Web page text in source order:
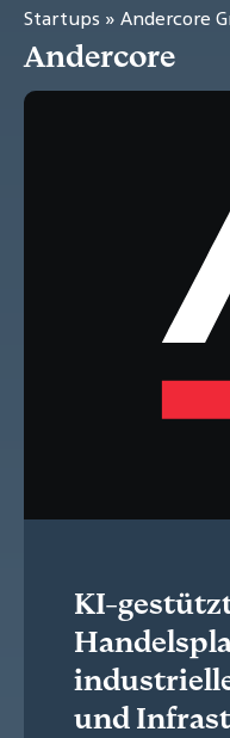
Startups » Andercore
Andercore
KI-
und